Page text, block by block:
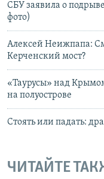
СБУ заявила о
фото)
Алексей Неижпапа:
Керченский мост?
«Таурусы» над
на полуострове
Стоять или падать:
ЧИТАЙТЕ